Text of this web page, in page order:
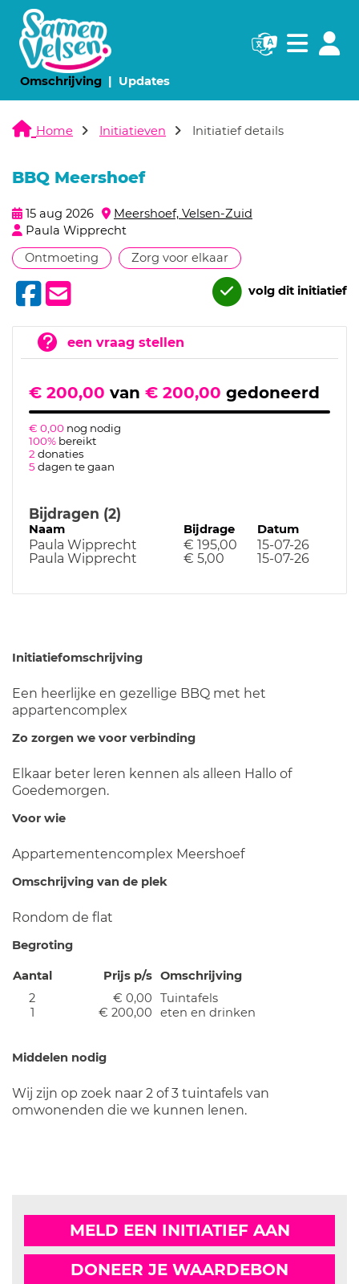
Omschrijving(huidige pagina)
Updates(huidige pagina)
Navigatie
Home Initiatieven Initiatief details
BBQ Meershoef
15 aug 2026
Meershoef, Velsen-Zuid
Paula Wipprecht
Ontmoeting
Zorg voor elkaar
volg dit initiatief
een vraag stellen
€ 200,00 van € 200,00 gedoneerd
€ 0,00 nog nodig
100% bereikt
2 donaties
5 dagen te gaan
Bijdragen (2)
Naam Bijdrage Datum
Paula Wipprecht € 195,00
15-07-26
Paula Wipprecht
€ 5,00 15-07-26
Initiatiefomschrijving
Een heerlijke en gezellige BBQ met het
appartencomplex
Zo zorgen we voor verbinding
Elkaar beter leren kennen als alleen Hallo of
Goedemorgen.
Voor wie
Appartementencomplex Meershoef
Omschrijving van de plek
Rondom de flat
Begroting
Aantal Prijs p/s Omschrijving
2
€ 0,00
Tuintafels
1
€ 200,00 eten en drinken
Middelen nodig
Wij zijn op zoek naar 2 of 3 tuintafels van
omwonenden die we kunnen lenen.
MELD EEN INITIATIEF AAN
DONEER JE WAARDEBON